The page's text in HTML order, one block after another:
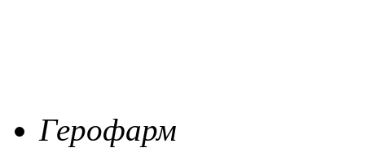
Герофарм